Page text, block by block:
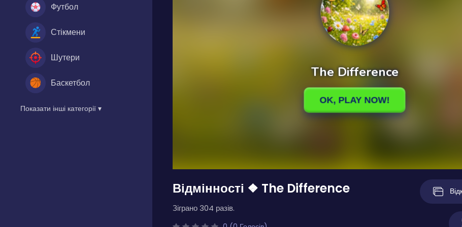
Футбол
Стікмени
Шутери
Баскетбол
Показати інші категорії ▾
Відмінності ❖ The Difference
Зіграно 304 разів.